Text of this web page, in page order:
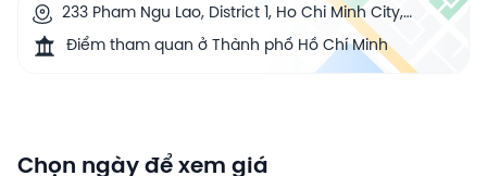
233 Pham Ngu Lao, District 1, Ho Chi Minh City,
Vietnam
Điểm tham quan ở Thành phố Hồ Chí Minh
Chọn ngày để xem giá